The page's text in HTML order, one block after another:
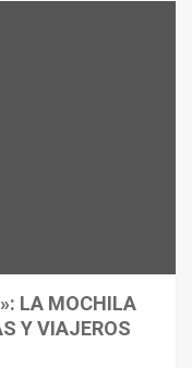
LA MOCHILA
Y VIAJEROS